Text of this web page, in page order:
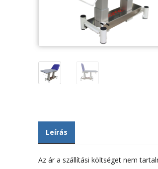
Leírás
Az ár a szállítási költséget nem